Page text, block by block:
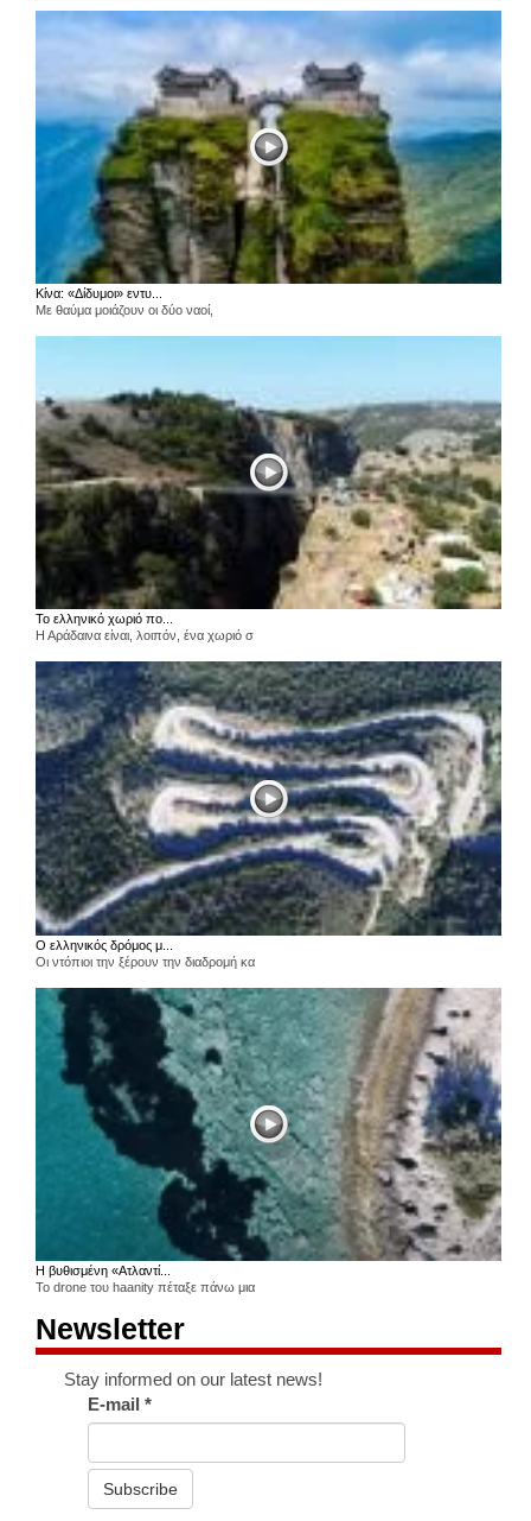
Κίνα: «Δίδυμοι» εντυ...
Με θαύμα μοιάζουν οι δύο ναοί,
Το ελληνικό χωριό πο...
Η Αράδαινα είναι, λοιπόν, ένα χωριό σ
Ο ελληνικός δρόμος μ...
Οι ντόπιοι την ξέρουν την διαδρομή κα
Η βυθισμένη «Ατλαντί...
Το drone του haanity πέταξε πάνω μια
Newsletter
Stay informed on our latest news!
E-mail*
Subscribe